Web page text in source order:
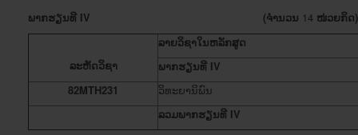
ພາກຮຽນທີ IV (ຈໍານວນ 14 ໜ່ວຍກິດ)
ລະຫັດວິຊາ
ລາຍວິຊາໃນຫລັກສູດ
ພາກຮຽນທີ IV
82MTH231
​ວິທະຍາ​ນິພົນ
ລວມພາກຮຽນທີ IV